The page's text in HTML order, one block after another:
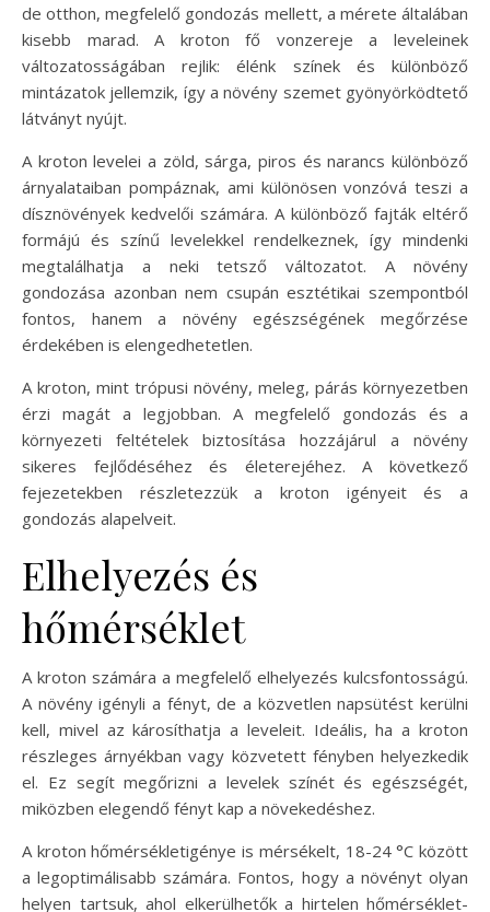
de otthon, megfelelő gondozás mellett, a mérete általában
kisebb marad. A kroton fő vonzereje a leveleinek
változatosságában rejlik: élénk színek és különböző
mintázatok jellemzik, így a növény szemet gyönyörködtető
látványt nyújt.
A kroton levelei a zöld, sárga, piros és narancs különböző
árnyalataiban pompáznak, ami különösen vonzóvá teszi a
dísznövények kedvelői számára. A különböző fajták eltérő
formájú és színű levelekkel rendelkeznek, így mindenki
megtalálhatja a neki tetsző változatot. A növény
gondozása azonban nem csupán esztétikai szempontból
fontos, hanem a növény egészségének megőrzése
érdekében is elengedhetetlen.
A kroton, mint trópusi növény, meleg, párás környezetben
érzi magát a legjobban. A megfelelő gondozás és a
környezeti feltételek biztosítása hozzájárul a növény
sikeres fejlődéséhez és életerejéhez. A következő
fejezetekben részletezzük a kroton igényeit és a
gondozás alapelveit.
Elhelyezés és
hőmérséklet
A kroton számára a megfelelő elhelyezés kulcsfontosságú.
A növény igényli a fényt, de a közvetlen napsütést kerülni
kell, mivel az károsíthatja a leveleit. Ideális, ha a kroton
részleges árnyékban vagy közvetett fényben helyezkedik
el. Ez segít megőrizni a levelek színét és egészségét,
miközben elegendő fényt kap a növekedéshez.
A kroton hőmérsékletigénye is mérsékelt, 18-24 °C között
a legoptimálisabb számára. Fontos, hogy a növényt olyan
helyen tartsuk, ahol elkerülhetők a hirtelen hőmérséklet-